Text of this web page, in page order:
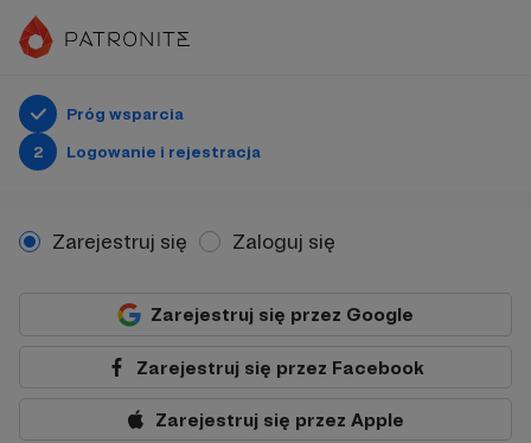
Próg wsparcia
2
Logowanie i rejestracja
Zarejestruj się Zaloguj się
Zarejestruj się przez Google
Zarejestruj się przez Facebook
Zarejestruj się przez Apple